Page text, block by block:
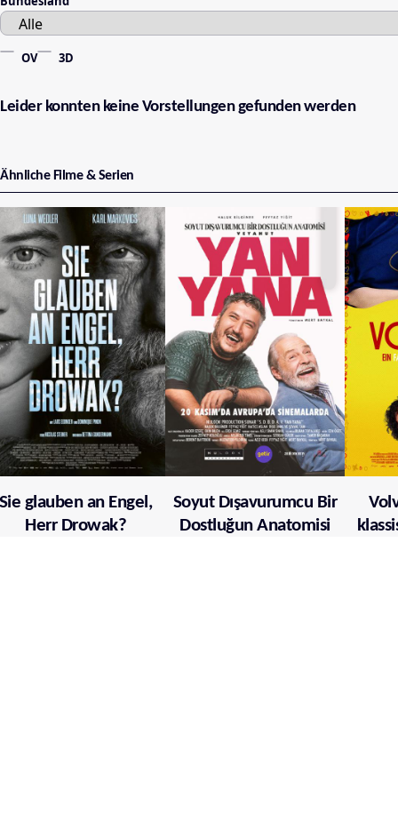
OV 3D
Leider konnten keine Vorstellungen gefunden werden
Ähnliche Filme & Serien
glauben an Engel,
Herr Drowak?
Soyut Dışavurumcu Bir
Dostluğun Anatomisi